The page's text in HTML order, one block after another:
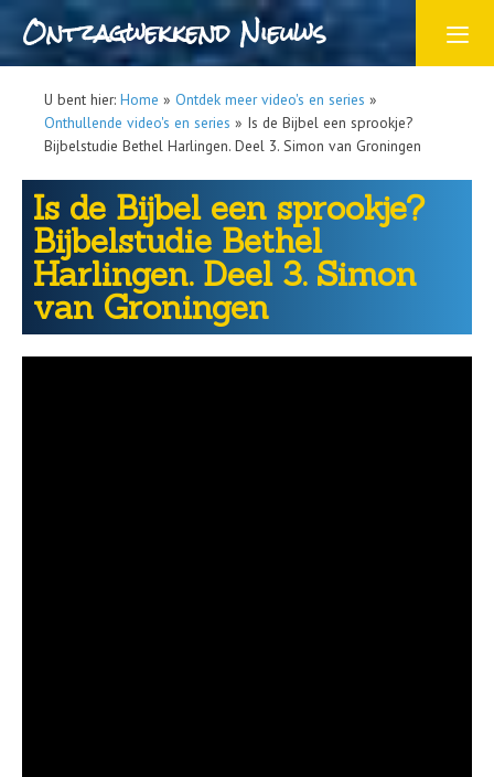
Ontzagwekkend Nieuws
U bent hier: Home » Ontdek meer video's en series »
Onthullende video's en series » Is de Bijbel een sprookje?
Bijbelstudie Bethel Harlingen. Deel 3. Simon van Groningen
Is de Bijbel een sprookje?
Bijbelstudie Bethel
Harlingen. Deel 3. Simon
van Groningen